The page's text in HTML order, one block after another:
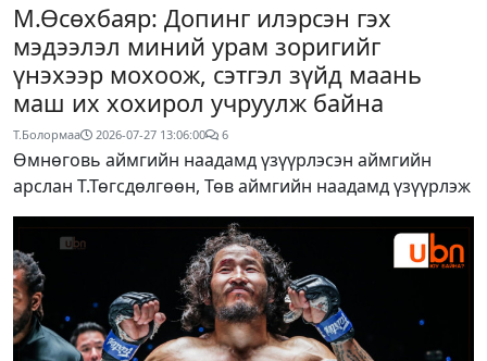
М.Өсөхбаяр: Допинг илэрсэн гэх
мэдээлэл миний урам зоригийг
үнэхээр мохоож, сэтгэл зүйд маань
маш их хохирол учруулж байна
Т.Болормаа 2026-07-27 13:06:00 6
Өмнөговь аймгийн наадамд үзүүрлэсэн аймгийн
арслан Т.Төгсдөлгөөн, Төв аймгийн наадамд үзүүрлэж